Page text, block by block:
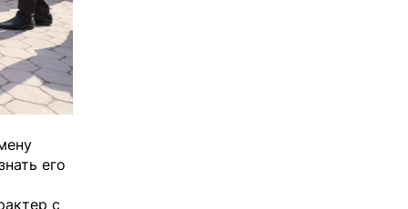
его
с